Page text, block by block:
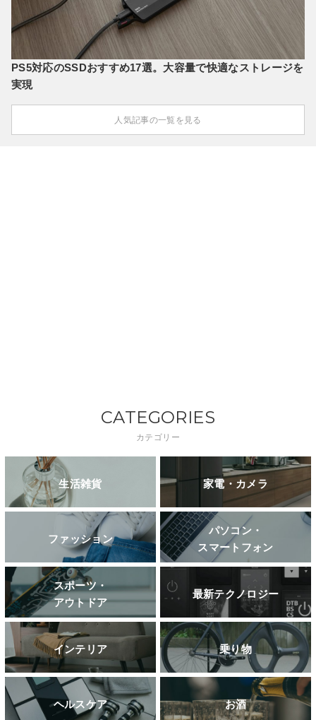
PS5対応のSSDおすすめ17選。大容量で快適なストレージを
実現
人気記事の一覧を見る
CATEGORIES
カテゴリー
生活雑貨 家電・カメラ
ファッション
パソコン・
スマートフォン
スポーツ・
アウトドア
最新テクノロジー
インテリア 乗り物
ヘルスケア お酒